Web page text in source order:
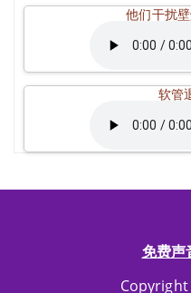
他们干扰
软管
免费声